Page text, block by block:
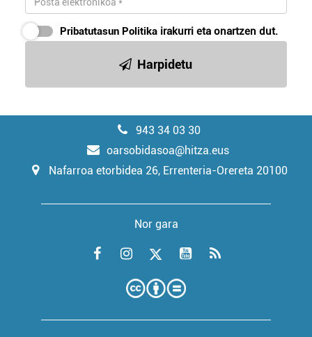
Pribatutasun Politika irakurri eta onartzen dut.
Harpidetu
943 34 03 30
oarsobidasoa@hitza.eus
Nafarroa etorbidea 26, Errenteria-Orereta 20100
Nor gara